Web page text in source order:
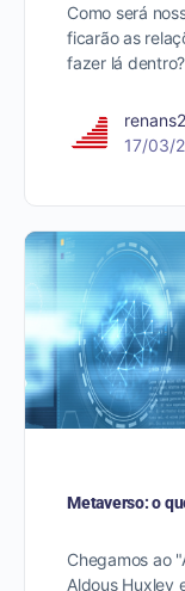
Como será
ficarão as
fazer lá
17/03/
Metaverso: o
Chegamos ao
Aldous Huxley